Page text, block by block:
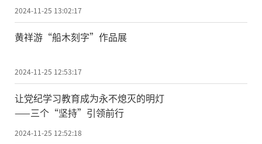
2024-11-25 13:02:17
黄祥游“船木刻字”作品展
2024-11-25 12:53:17
让党纪学习教育成为永不熄灭的明灯
——三个“坚持”引领前行
2024-11-25 12:52:18